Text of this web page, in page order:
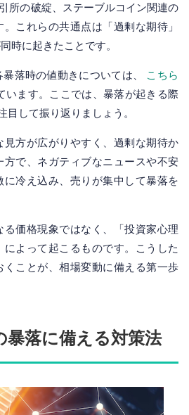
所の破綻、ステーブルコイン関連の
これらの共通点は「過剰な期待」
時に起きたことです。
落時の値動きについては、 こちら
います。ここでは、暴落が起きる際
目して振り返りましょう。
方が広がりやすく、過剰な期待か
方で、ネガティブなニュースや不安
冷え込み、売りが集中して暴落を
る価格現象ではなく、「投資家心理
によって起こるものです。こうした
くことが、相場変動に備える第一歩
暴落に備える対策法